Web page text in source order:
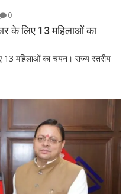
0
के लिए 13 महिलाओं का
13 महिलाओं का चयन। राज्य स्तरीय